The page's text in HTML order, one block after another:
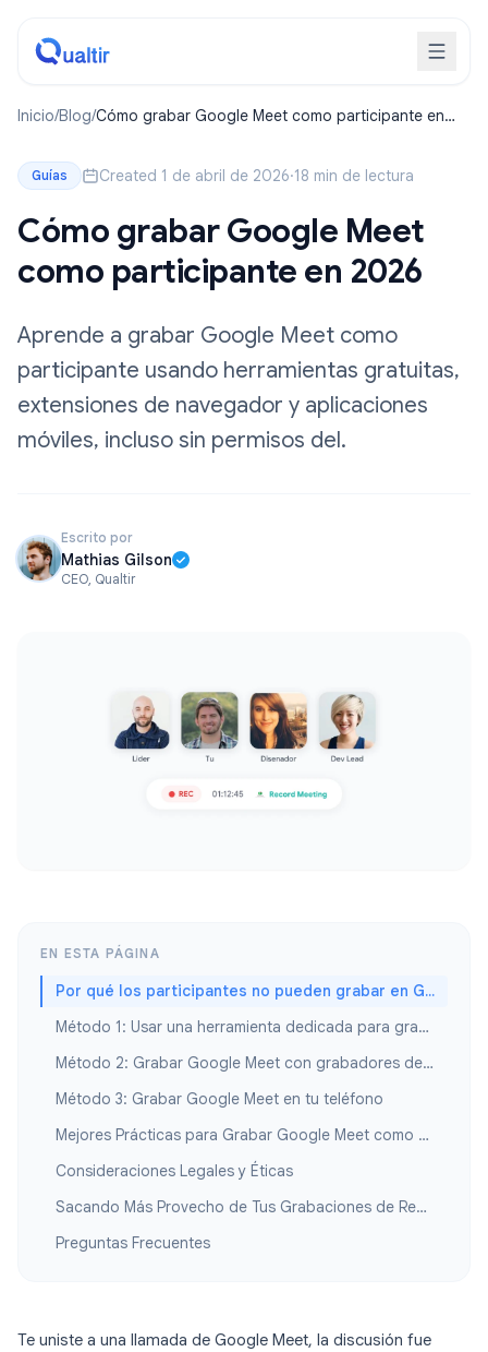
Inicio/Blog/Cómo grabar Google Meet como participante en
Guías Created 1 de abril de 2026·18 min de lectura
Cómo grabar Google Meet
como participante en 2026
Aprende a grabar Google Meet como
participante usando herramientas gratuitas,
extensiones de navegador y aplicaciones
móviles, incluso sin permisos del.
Escrito por
Mathias Gilson
CEO, Qualtir
EN ESTA PÁGINA
Por qué los participantes no pueden grabar en Google Meet por defecto
Método 1: Usar una herramienta dedicada para grabar reuniones
Método 2: Grabar Google Meet con grabadores de pantalla integrados
Método 3: Grabar Google Meet en tu teléfono
Mejores Prácticas para Grabar Google Meet como Participante
Consideraciones Legales y Éticas
Sacando Más Provecho de Tus Grabaciones de Reuniones
Preguntas Frecuentes
Te uniste a una llamada de Google Meet, la discusión fue